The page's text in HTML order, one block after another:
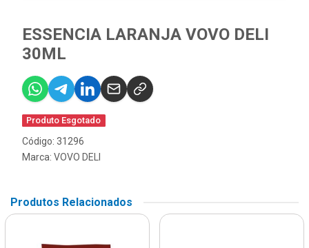
ESSENCIA LARANJA VOVO DELI
30ML
Produto Esgotado
Código: 31296
Marca: VOVO DELI
Produtos Relacionados